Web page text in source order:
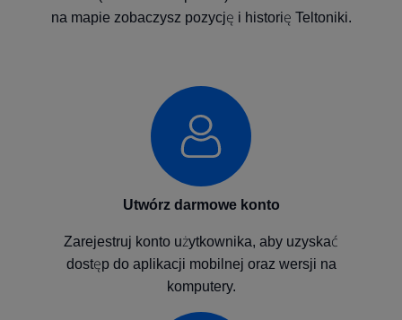
na mapie zobaczysz pozycję i historię Teltoniki.
Utwórz darmowe konto
Zarejestruj konto użytkownika, aby uzyskać
dostęp do aplikacji mobilnej oraz wersji na
komputery.